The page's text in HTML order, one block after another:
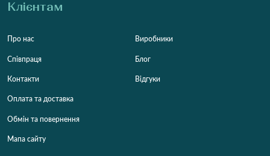
Клієнтам
Про нас
Співпраця
Контакти
Оплата та доставка
Обмін та повернення
Мапа сайту
Виробники
Блог
Відгуки